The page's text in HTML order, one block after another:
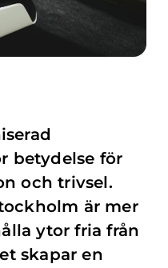
betydelse för
och trivsel.
är mer
ytor fria från
skapar en